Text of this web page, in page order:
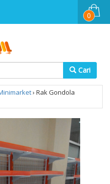
Cari
0
› Rak Gondola